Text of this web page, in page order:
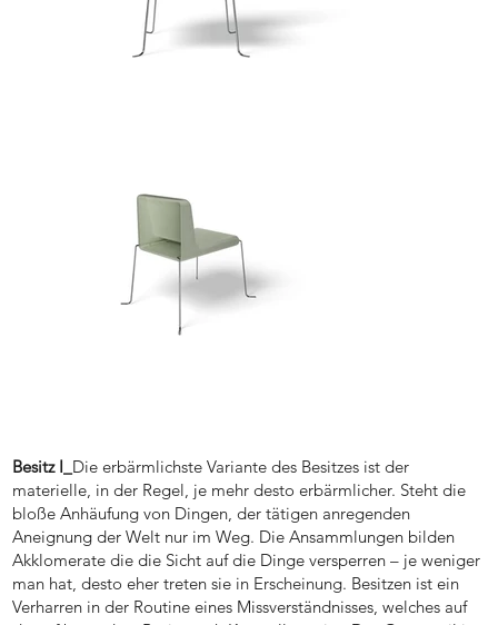
Besitz I_ Die erbärmlichste Variante des Besitzes ist der
materielle, in der Regel, je mehr desto erbärmlicher. Steht die
bloße Anhäufung von Dingen, der tätigen anregenden
Aneignung der Welt nur im Weg. Die Ansammlungen bilden
Akklomerate die die Sicht auf die Dinge versperren – je weniger
man hat, desto eher treten sie in Erscheinung. Besitzen ist ein
Verharren in der Routine eines Missverständnisses, welches auf